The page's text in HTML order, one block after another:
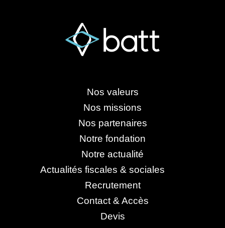
Nos valeurs
Nos missions
Nos partenaires
Notre fondation
Notre actualité
Actualités fiscales & sociales
Recrutement
Contact & Accès
Devis